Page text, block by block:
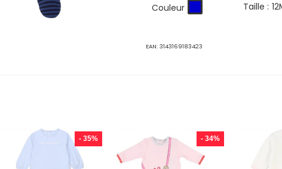
Couleur Taille :
EAN:3143169183423
- 35% - 34%